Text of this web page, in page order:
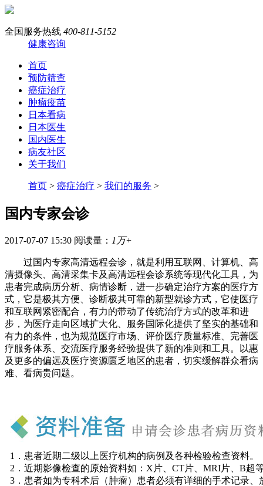
全国服务热线 400-811-5152
健康咨询
首页
预防筛查
癌症治疗
肿瘤疫苗
日本看病
日本医生
国内医生
病友社区
关于我们
首页 > 癌症治疗 > 我们的服务 >
国内专家会诊
2017-07-07 15:30 阅读量： 1万+
过国内专家高清远程会诊，就是利用互联网、计算机、高
清摄像头、高清采集卡及高清远程会诊系统等现代化工具，为
患者完成病历分析、病情诊断，进一步确定治疗方案的医疗方
式，它是极其方便、诊断极其可靠的新型就诊方式，它使医疗
和互联网紧密配合，有力的带动了传统治疗方式的改革和进
步，为医疗走向区域扩大化、服务国际化提供了坚实的基础和
有力的条件，也为规范医疗市场、评价医疗质量标准、完善医
疗服务体系、交流医疗服务经验提供了新的准则和工具。以惠
及更多的偏远及医疗资源匮乏地区的患者，切实缓解群众看病
难、看病贵问题。
1．患者近期二级以上医疗机构的病例及各种检验检查资料。
2．近期影像检查的原始资料如：X片、CT片、MRI片、B超
3．患者如为专科术后（肿瘤）患者必须有详细的手术记录